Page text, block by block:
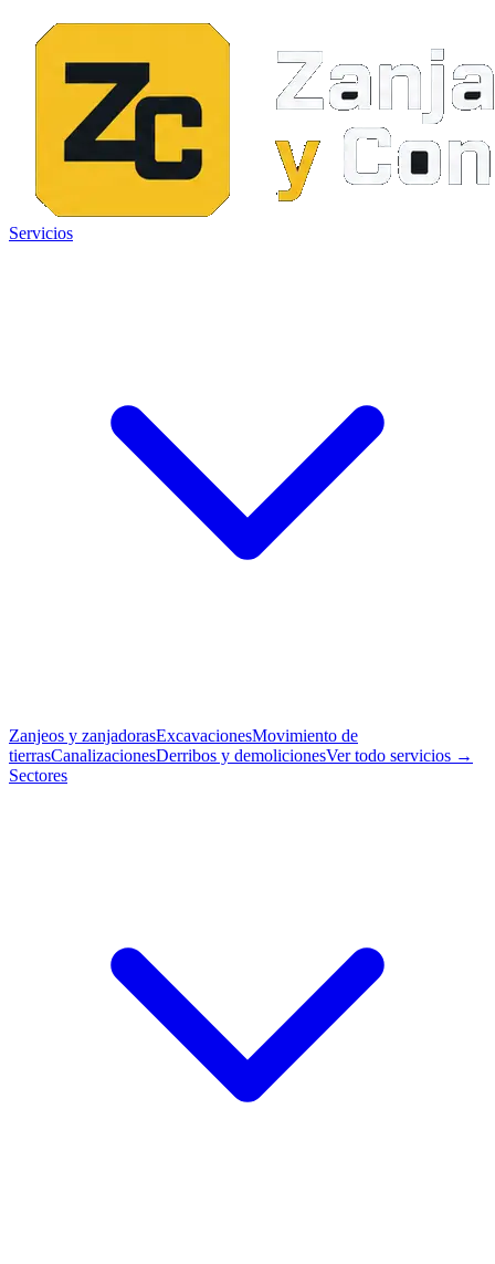
Servicios
Zanjeos y zanjadorasExcavacionesMovimiento de
tierrasCanalizacionesDerribos y demolicionesVer todo servicios →
Sectores